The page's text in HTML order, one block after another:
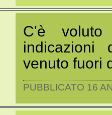
C'è
indicazioni
venuto fuori
PUBBLICATO 16